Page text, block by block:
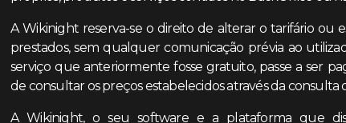
A Wikinight reserva-se o direito de alterar o tarifário ou
prestados, sem qualquer comunicação prévia ao
serviço que anteriormente fosse gratuito, passe a ser
de consultar os preços estabelecidos através da consulta
A Wikinight, o seu software e a plataforma que